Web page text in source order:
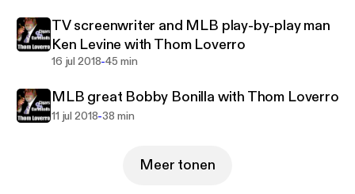
TV screenwriter and MLB play-by-play man
Ken Levine with Thom Loverro
16 jul 2018-45 min
MLB great Bobby Bonilla with Thom Loverro
11 jul 2018-38 min
Meer tonen